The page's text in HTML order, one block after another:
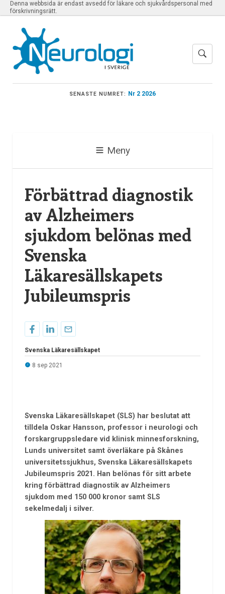
Denna webbsida är endast avsedd för läkare och sjukvårdspersonal med
förskrivningsrätt.
SENASTE NUMRET: Nr 2 2026
Meny
Förbättrad diagnostik
av Alzheimers
sjukdom belönas med
Svenska
Läkaresällskapets
Jubileumspris
Svenska Läkaresällskapet
8 sep 2021
Svenska Läkaresällskapet (SLS) har beslutat att
tilldela Oskar Hansson, professor i neurologi och
forskargruppsledare vid klinisk minnesforskning,
Lunds universitet samt överläkare på Skånes
universitetssjukhus, Svenska Läkaresällskapets
Jubileumspris 2021. Han belönas för sitt arbete
kring förbättrad diagnostik av Alzheimers
sjukdom med 150 000 kronor samt SLS
sekelmedalj i silver.